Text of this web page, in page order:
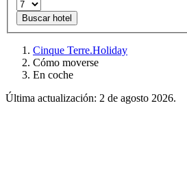
Buscar hotel
Cinque Terre.Holiday
Cómo moverse
En coche
Última actualización: 2 de agosto 2026.